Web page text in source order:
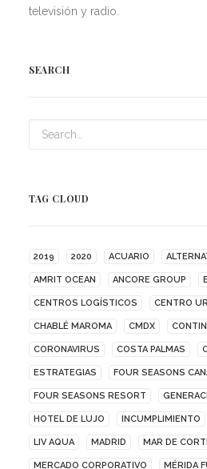
televisión y radio.
SEARCH
TAG CLOUD
2019 2020 ACUARIO
AMRIT OCEAN ANCORE GROUP
CENTROS LOGÍSTICOS CENTRO
CHABLÉ MAROMA CMDX
CORONAVIRUS COSTA PALMAS
ESTRATEGIAS FOUR SEASONS
FOUR SEASONS RESORT
HOTEL DE LUJO INCUMPLIMIENTO
LIV AQUA MADRID MAR DE
MERCADO CORPORATIVO MÉRIDA